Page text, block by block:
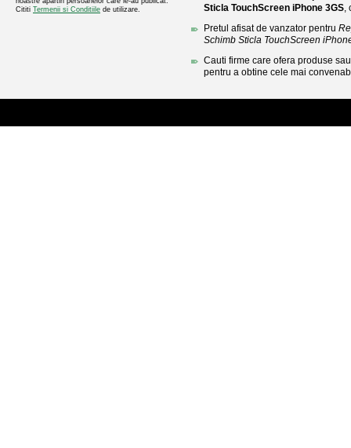
Cititi Termenii si Conditiile de utilizare.
Sticla TouchScreen iPhone 3GS,
Pretul afisat de vanzator pentru
Schimb Sticla TouchScreen
Cauti firme care ofera produse
pentru a obtine cele mai